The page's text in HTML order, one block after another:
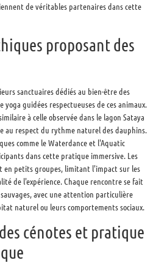
de véritables partenaires dans cette
proposant des
sanctuaires dédiés au bien-être des
yoga guidées respectueuses de ces animaux.
à celle observée dans le lagon Sataya
au respect du rythme naturel des dauphins.
comme le Waterdance et l'Aquatic
dans cette pratique immersive. Les
en petits groupes, limitant l'impact sur les
de l'expérience. Chaque rencontre se fait
avec une attention particulière
naturel ou leurs comportements sociaux.
cénotes et pratique